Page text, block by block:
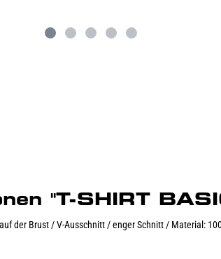
"T-SHIRT
der Brust / V-Ausschnitt / enger Schnitt / Material: